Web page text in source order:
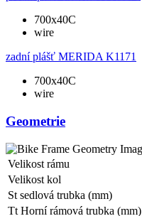
700x40C
wire
zadní plášť MERIDA K1171
700x40C
wire
Geometrie
Velikost rámu
Velikost kol
St sedlová trubka (mm)
Tt Horní rámová trubka (mm)